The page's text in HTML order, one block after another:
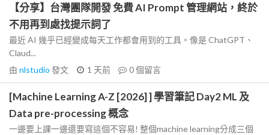
【分享】台灣團隊開發 免費 AI Prompt 管理網站，終於
不用再到處找提示詞了
最近 AI 幾乎已經變成每天工作都會用到的工具。像是 ChatGPT、
Claud...
由 nlstudio 發文 1 天前 0個留言
[Machine Learning A-Z [2026] ] 學習筆記 Day2 ML 及
Data pre-processing 概念
一邊要上課一邊還要寫這個不容易! 整個machine learning分成三個